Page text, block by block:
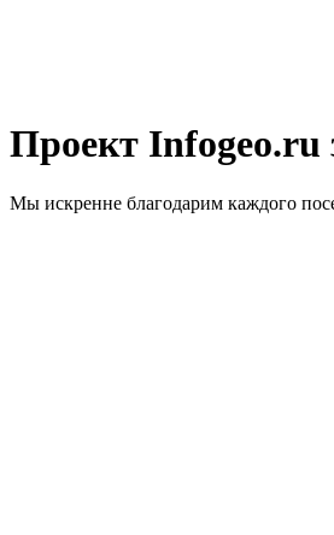
Проект Infogeo.ru
Мы искренне благодарим каждого